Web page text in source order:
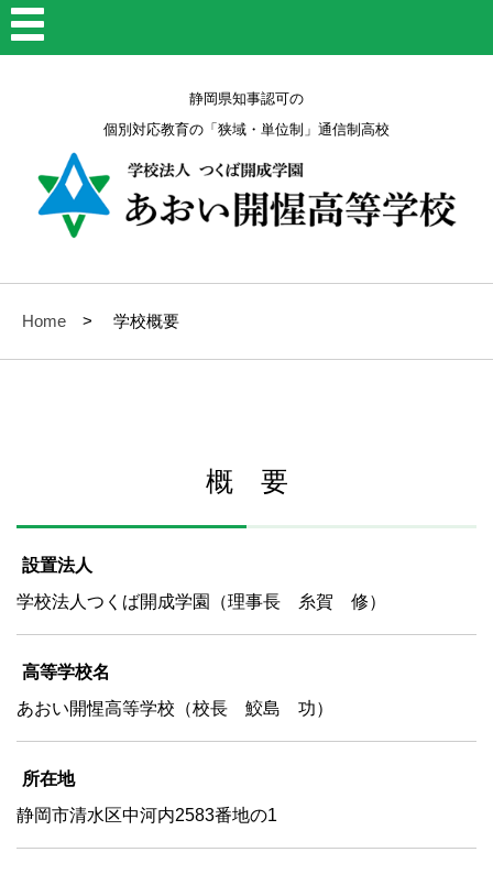
静岡県知事認可の
個別対応教育の「狭域・単位制」通信制高校
Home 学校概要
概 要
設置法人
学校法人つくば開成学園（理事長 糸賀 修）
高等学校名
あおい開惺高等学校（校長 鮫島 功）
所在地
静岡市清水区中河内2583番地の1